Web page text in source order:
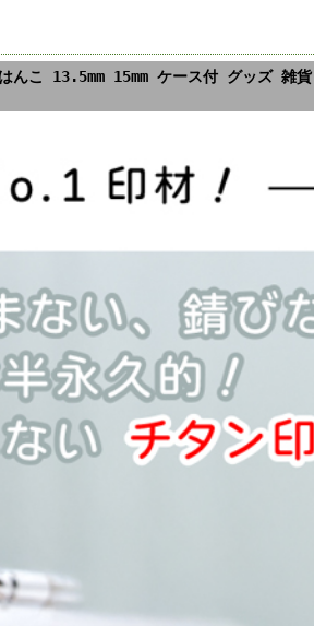
んこ 13.5mm 15mm ケース付 グッズ 雑